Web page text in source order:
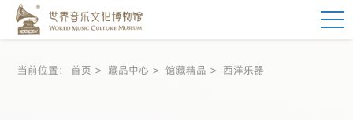
当前位置：首页 藏品中心 馆藏精品 西洋乐器